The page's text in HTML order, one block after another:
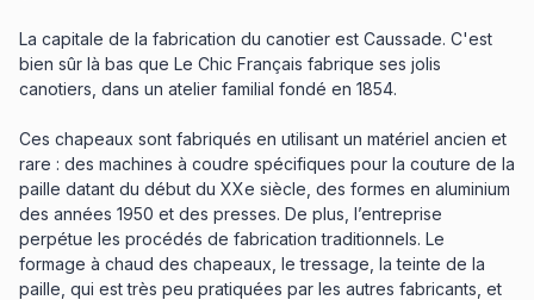
La capitale de la fabrication du canotier est Caussade. C'est
bien sûr là bas que Le Chic Français fabrique ses jolis
canotiers, dans un atelier familial fondé en 1854.
Ces chapeaux sont fabriqués en utilisant un matériel ancien et
rare : des machines à coudre spécifiques pour la couture de la
paille datant du début du XXe siècle, des formes en aluminium
des années 1950 et des presses. De plus, l’entreprise
perpétue les procédés de fabrication traditionnels. Le
formage à chaud des chapeaux, le tressage, la teinte de la
paille, qui est très peu pratiquées par les autres fabricants, et